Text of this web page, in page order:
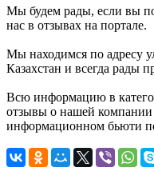
Мы будем рады, если вы
нас в отзывах на портале.
Мы находимся по адресу
Казахстан и всегда рады
Всю информацию в
отзывы о нашей
информационном бьюти